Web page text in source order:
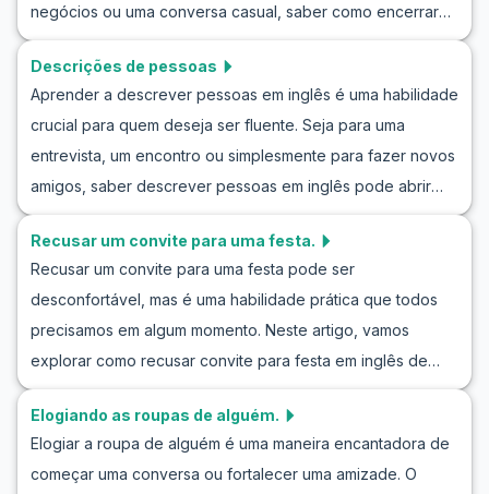
expressão na língua inglesa. Enriquecer seu vocabulário e
confiança enquanto aprende a demonstrar cuidado em
negócios ou uma conversa casual, saber como encerrar
uma conversa em inglês pode ajudar a causar uma boa
impressão. Neste artigo, vamos explorar expressões e
frases práticas para ajudá-lo a fechar suas conversas de
forma educada em inglês. Vamos praticar o encerramento
de conversas em inglês com exemplos de diálogos
realistas e dicas culturais para entender melhor a
Continue lendo para aprimorar suas habilidades de
Descrições de pessoas
Aprender a descrever pessoas em inglês é uma habilidade
crucial para quem deseja ser fluente. Seja para uma
entrevista, um encontro ou simplesmente para fazer novos
amigos, saber descrever pessoas em inglês pode abrir
portas para interações sociais melhores. Neste post,
vamos explorar vocabulário básico, frases-chave e
exercícios úteis para descrever pessoas em inglês,
perfeito para iniciantes. Através de dramatizações realistas
de conversas em inglês, você se sentirá mais confiante ao
descrever aparências, personalidades e mais. Vamos
dar um passo à frente na sua jornada de aprendizado de
Recusar um convite para uma festa.
Recusar um convite para uma festa pode ser
desconfortável, mas é uma habilidade prática que todos
precisamos em algum momento. Neste artigo, vamos
explorar como recusar convite para festa em inglês de
forma educada e eficaz. Aprender a recusar um convite
adequadamente não só melhora sua comunicação, mas
também ajuda na construção de relações sociais
saudáveis. Com exemplos de diálogo e frases úteis, você
Elogiando as roupas de alguém.
Elogiar a roupa de alguém é uma maneira encantadora de
começar uma conversa ou fortalecer uma amizade. O